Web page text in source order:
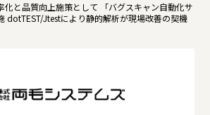
化と品質向上施策として 「バグスキャン自動化サ
dotTEST/Jtestにより静的解析が現場改善の契機